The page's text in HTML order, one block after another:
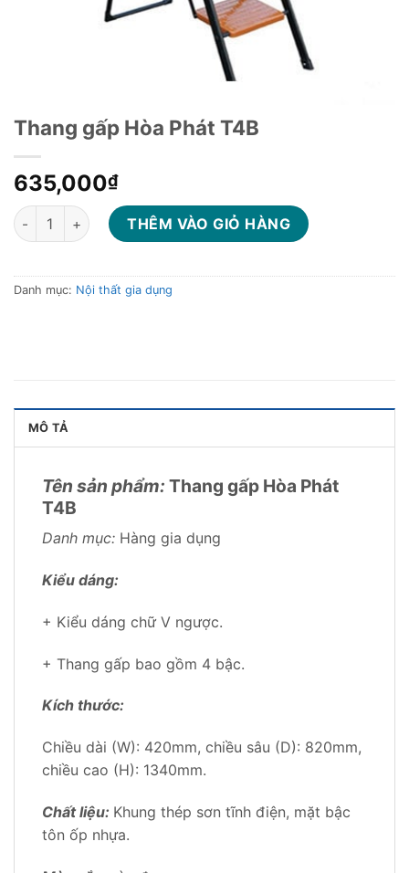
Thang gấp Hòa Phát T4B
635,000₫
Thang gấp Hòa Phát T4B số lượng
THÊM VÀO GIỎ HÀNG
Danh mục: Nội thất gia dụng
MÔ TẢ
Tên sản phẩm: Thang gấp Hòa Phát
T4B
Danh mục: Hàng gia dụng
Kiểu dáng:
+ Kiểu dáng chữ V ngược.
+ Thang gấp bao gồm 4 bậc.
Kích thước:
Chiều dài (W): 420mm, chiều sâu (D): 820mm,
chiều cao (H): 1340mm.
Chất liệu: Khung thép sơn tĩnh điện, mặt bậc
tôn ốp nhựa.